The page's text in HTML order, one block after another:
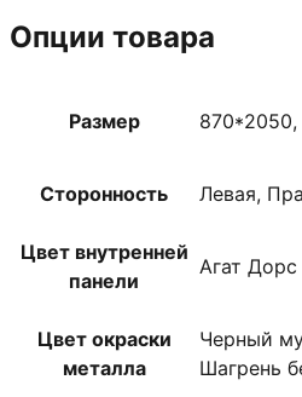
Опции товара
Размер
Сторонность Левая,
Цвет внутренней
панели
Агат Дорс
Цвет окраски
металла
Черный
Шагрень